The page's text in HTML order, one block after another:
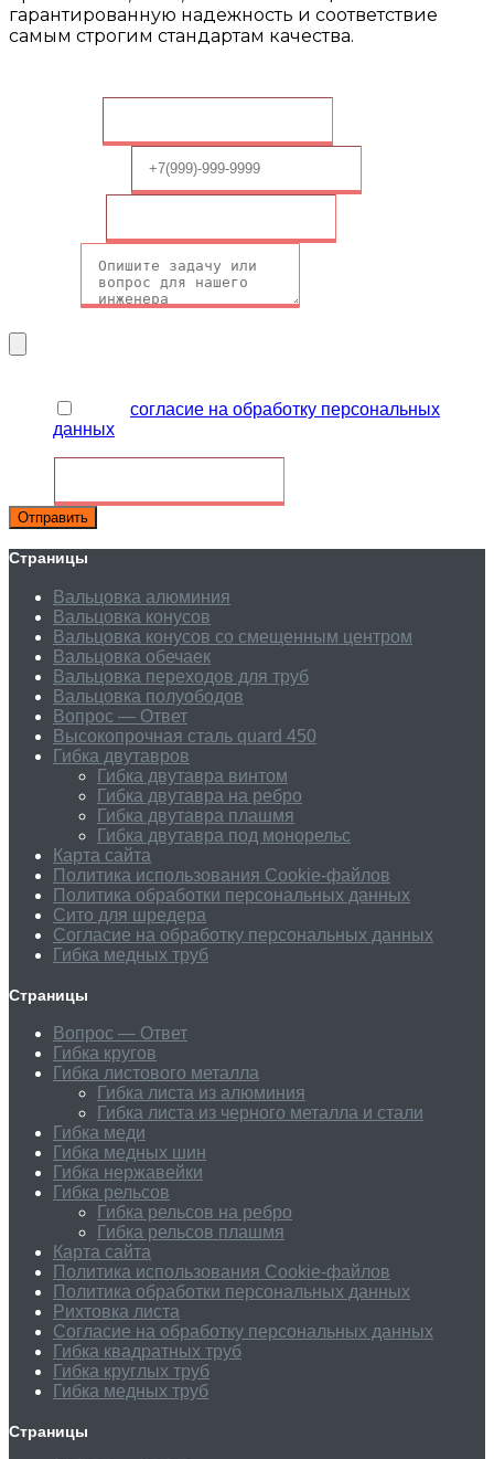
гарантированную надежность и соответствие
самым строгим стандартам качества.
согласие на обработку персональных
данных
Отправить
Страницы
Вальцовка алюминия
Вальцовка конусов
Вальцовка конусов со смещенным центром
Вальцовка обечаек
Вальцовка переходов для труб
Вальцовка полуободов
Вопрос — Ответ
Высокопрочная сталь quard 450
Гибка двутавров
Гибка двутавра винтом
Гибка двутавра на ребро
Гибка двутавра плашмя
Гибка двутавра под монорельс
Карта сайта
Политика использования Cookie-файлов
Политика обработки персональных данных
Сито для шредера
Согласие на обработку персональных данных
Гибка медных труб
Страницы
Вопрос — Ответ
Гибка кругов
Гибка листового металла
Гибка листа из алюминия
Гибка листа из черного металла и стали
Гибка меди
Гибка медных шин
Гибка нержавейки
Гибка рельсов
Гибка рельсов на ребро
Гибка рельсов плашмя
Карта сайта
Политика использования Cookie-файлов
Политика обработки персональных данных
Рихтовка листа
Согласие на обработку персональных данных
Гибка квадратных труб
Гибка круглых труб
Гибка медных труб
Страницы